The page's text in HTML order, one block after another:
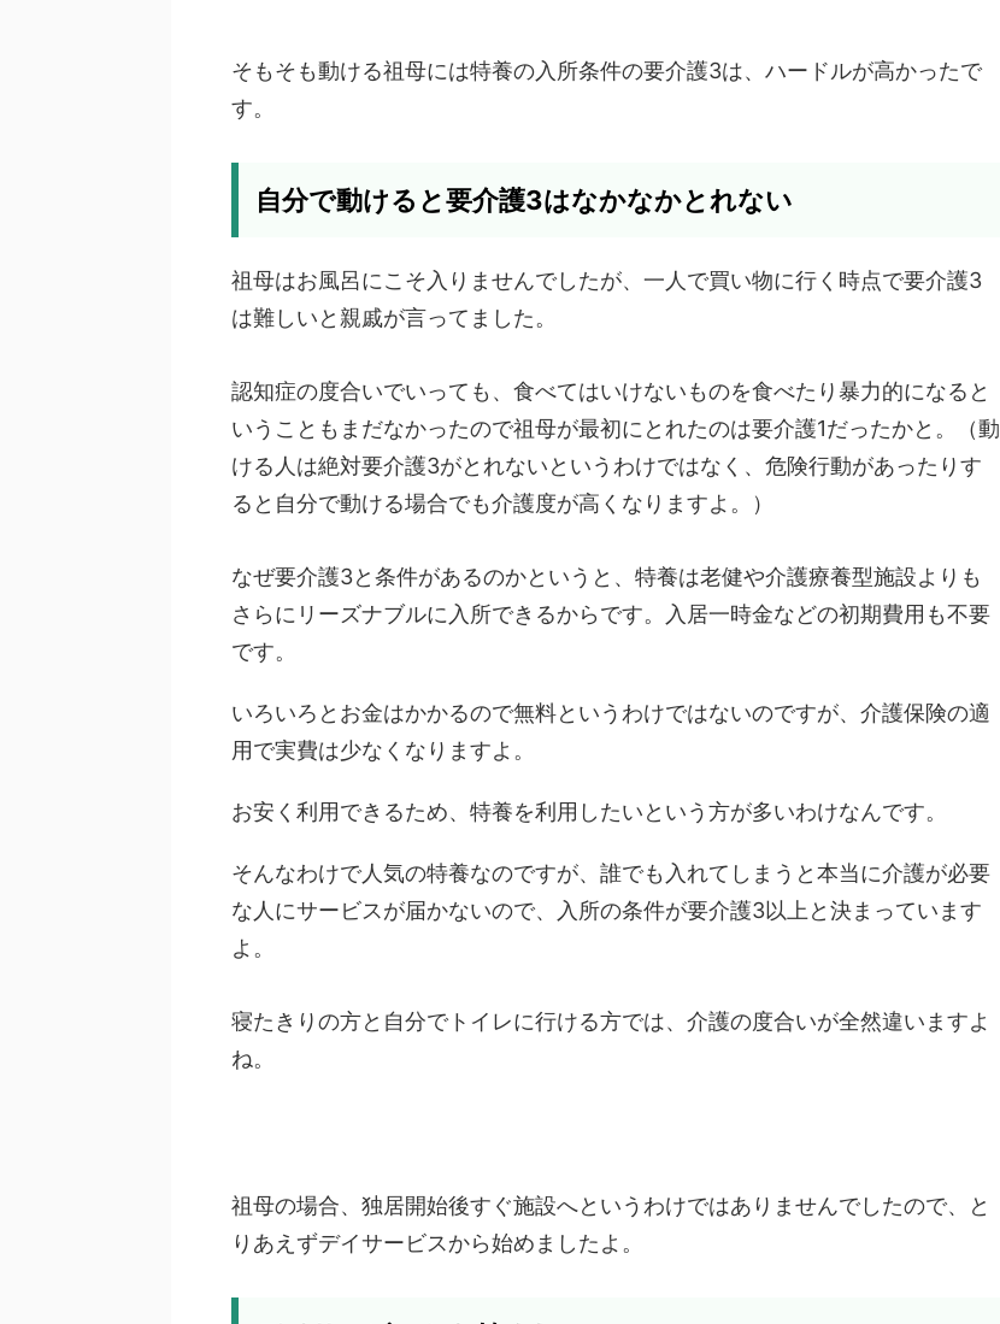
そもそも動ける祖母には特養の入所条件の要介護3は、ハードルが高かったで
す。
自分で動けると要介護3はなかなかとれない
祖母はお風呂にこそ入りませんでしたが、一人で買い物に行く時点で要介護3
は難しいと親戚が言ってました。
認知症の度合いでいっても、食べてはいけないものを食べたり暴力的になると
いうこともまだなかったので祖母が最初にとれたのは要介護1だったかと。（動
ける人は絶対要介護3がとれないというわけではなく、危険行動があったりす
ると自分で動ける場合でも介護度が高くなりますよ。）
なぜ要介護3と条件があるのかというと、特養は老健や介護療養型施設よりも
さらにリーズナブルに入所できるからです。入居一時金などの初期費用も不要
です。
いろいろとお金はかかるので無料というわけではないのですが、介護保険の適
用で実費は少なくなりますよ。
お安く利用できるため、特養を利用したいという方が多いわけなんです。
そんなわけで人気の特養なのですが、誰でも入れてしまうと本当に介護が必要
な人にサービスが届かないので、入所の条件が要介護3以上と決まっています
よ。
寝たきりの方と自分でトイレに行ける方では、介護の度合いが全然違いますよ
ね。
祖母の場合、独居開始後すぐ施設へというわけではありませんでしたので、と
りあえずデイサービスから始めましたよ。